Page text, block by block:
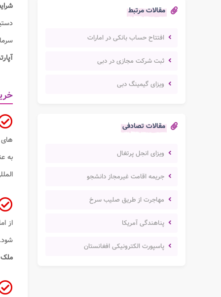
مقالات مرتبط
افتتاح حساب بانکی در امارات
ثبت شرکت مجازی در دبی
ویزای گیمینگ دبی
مقالات تصادفی
ویزای انجل پرتغال
جریمه اقامت غیرمجاز دانشجو
مهاجرت از طریق صلیب سرخ
پناهندگی آمریکا
پاسپورت الکترونیکی افغانستان
های
به
از
ملک